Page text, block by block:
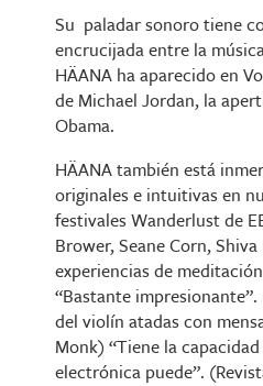
Su paladar sonoro tiene
encrucijada entre la
HÄANA ha aparecido en
de Michael Jordan, la
Obama.
HÄANA también está
originales e intuitivas en
festivales Wanderlust de
Brower, Seane Corn,
experiencias de
“Bastante
del violín atadas con
Monk) “Tiene la
electrónica puede”.